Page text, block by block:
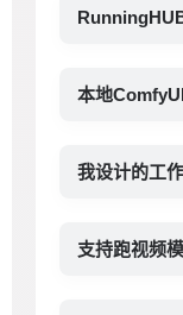
本地
我设计的工
支持跑视频